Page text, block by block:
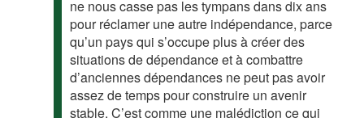
ne nous casse pas les tympans dans dix ans
pour réclamer une autre indépendance, parce
qu’un pays qui s’occupe plus à créer des
situations de dépendance et à combattre
d’anciennes dépendances ne peut pas avoir
assez de temps pour construire un avenir
stable. C’est comme une malédiction ce qui